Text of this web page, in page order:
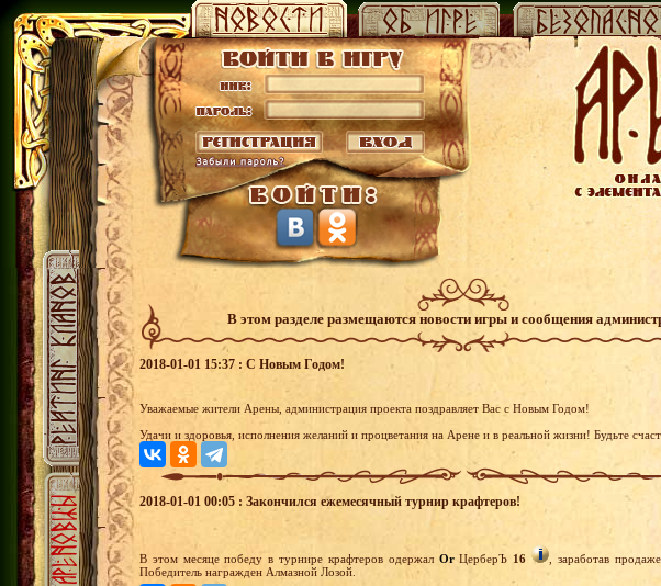
В этом разделе размещаются новости игры и сообщения
2018-01-01 15:37 : С Новым Годом!
Уважаемые жители Арены, администрация проекта поздравляет Вас с Новым Годом!
Удачи и здоровья, исполнения желаний и процветания на Арене и в реальной жизни! Будьте
2018-01-01 00:05 : Закончился ежемесячный турнир крафтеров!
В этом месяце победу в турнире крафтеров одержал OrЦерберЪ 16
, заработав
Победитель награжден Алмазной Лозой.